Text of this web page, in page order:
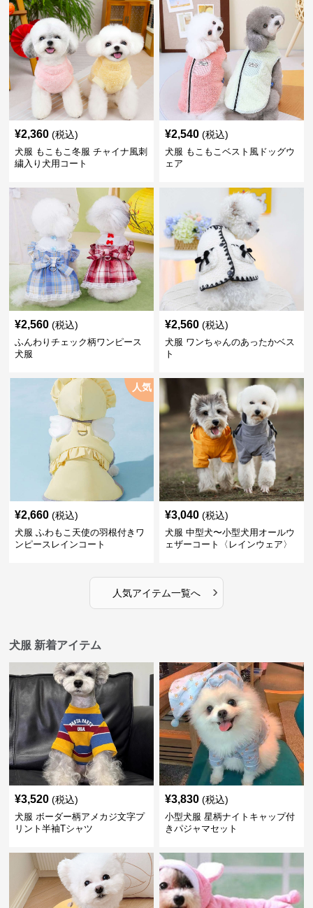
¥2,360 (税込)
犬服 もこもこ冬服 チャイナ風刺
繍入り犬用コート
¥2,540 (税込)
犬服 もこもこベスト風ドッグウ
ェア
¥2,560 (税込)
ふんわりチェック柄ワンピース
犬服
¥2,560 (税込)
犬服 ワンちゃんのあったかベス
ト
人気
¥2,660 (税込)
犬服 ふわもこ天使の羽根付きワ
ンピースレインコート
¥3,040 (税込)
犬服 中型犬〜小型犬用オールウ
ェザーコート〈レインウェア〉
人気アイテム一覧へ ›
犬服 新着アイテム
¥3,520 (税込)
犬服 ボーダー柄アメカジ文字プ
リント半袖Tシャツ
¥3,830 (税込)
小型犬服 星柄ナイトキャップ付
きパジャマセット